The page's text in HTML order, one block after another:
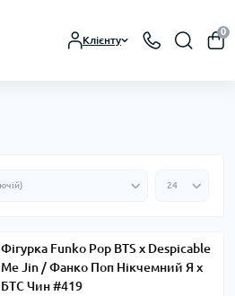
Клієнту
0
Фігурка Funko Pop BTS x Despicable
Me Jin / Фанко Поп Нікчемний Я x
БТС Чин #419